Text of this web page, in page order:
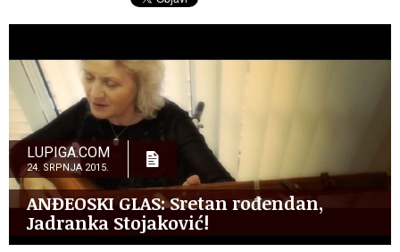
LUPIGA.COM
24. SRPNJA 2015.
ANĐEOSKI GLAS: Sretan rođendan,
Jadranka Stojaković!